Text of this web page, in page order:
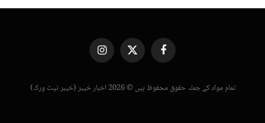
Facebook
X
(Twitter)
Instagram
تمام مواد کے جملہ حقوق محفوظ ہیں © 2026 اخبار خیبر (خیبر نیٹ ورک)